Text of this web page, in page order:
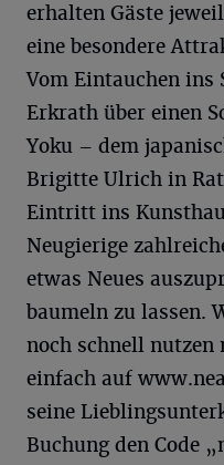
erhalten Gäste
eine besondere
Vom Eintauchen ins
Erkrath über einen
Yoku – dem
Brigitte Ulrich in
Eintritt ins
Neugierige
etwas Neues
baumeln zu lassen.
noch schnell nutzen
einfach auf
seine
Buchung den Code